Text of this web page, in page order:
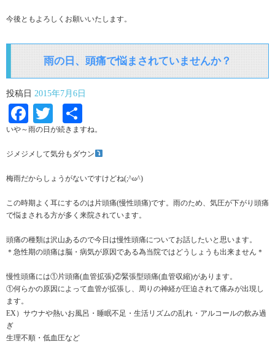
今後ともよろしくお願いいたします。
雨の日、頭痛で悩まされていませんか？
投稿日 2015年7月6日
Facebook
Twitter
有
いや～雨の日が続きますね。
ジメジメして気分もダウン
梅雨だからしょうがないですけどね(;^ω^)
この時期よく耳にするのは片頭痛(慢性頭痛)です。雨のため、気圧が下がり頭痛
で悩まされる方が多く来院されています。
頭痛の種類は沢山あるので今日は慢性頭痛についてお話したいと思います。
＊急性期の頭痛は脳・病気が原因である為当院ではどうしょうも出来ません＊
慢性頭痛には①片頭痛(血管拡張)②緊張型頭痛(血管収縮)があります。
①何らかの原因によって血管が拡張し、周りの神経が圧迫されて痛みが出現し
ます。
EX）サウナや熱いお風呂・睡眠不足・生活リズムの乱れ・アルコールの飲み過
ぎ
生理不順・低血圧など